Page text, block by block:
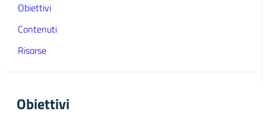
Obiettivi
Contenuti
Risorse
Obiettivi